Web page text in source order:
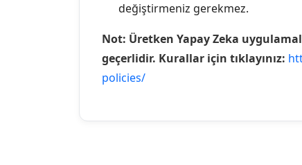
değiştirmeniz gerekmez.
Not: Üretken Yapay Zeka
geçerlidir. Kurallar için tıklayınız:
policies/